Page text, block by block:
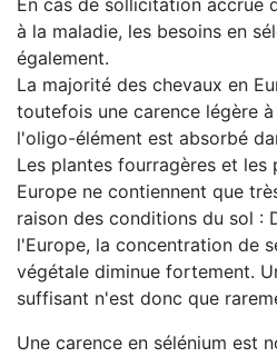
En cas de sollicitation accrue
à la maladie, les besoins en
également.
La majorité des chevaux en
toutefois une carence légère
l'oligo-élément est absorbé
Les plantes fourragères et les
Europe ne contiennent que
raison des conditions du sol :
l'Europe, la concentration de
végétale diminue fortement.
suffisant n'est donc que
Une carence en sélénium est